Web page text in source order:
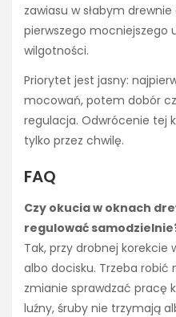
zawiasu w słabym
pierwszego mocniejszego
wilgotności.
Priorytet jest jasny:
mocowań, potem dobór
regulacja. Odwrócenie tej
tylko przez chwilę.
FAQ
Czy okucia w oknach
regulować
Tak, przy drobnej korekcie
albo docisku. Trzeba robić
zmianie sprawdzać pracę
luźny, śruby nie trzymają